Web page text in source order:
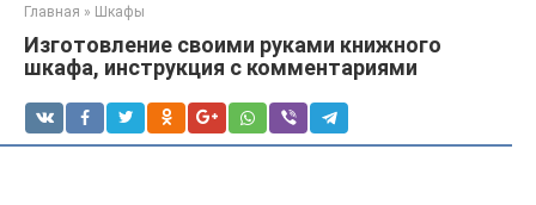
Главная » Шкафы
Изготовление своими руками книжного
шкафа, инструкция с комментариями